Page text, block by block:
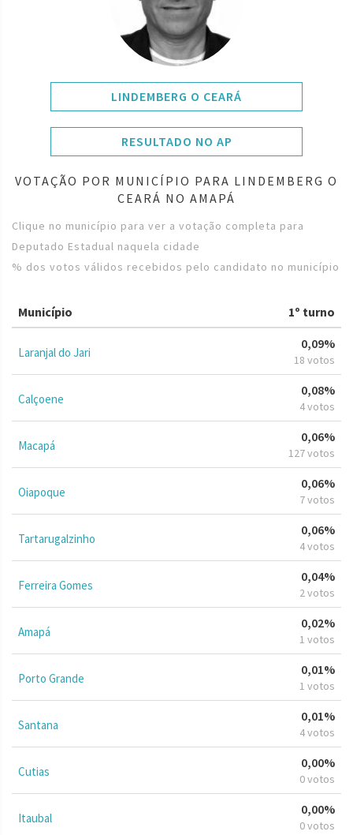
LINDEMBERG O CEARÁ
RESULTADO NO AP
VOTAÇÃO POR MUNICÍPIO PARA LINDEMBERG O
CEARÁ NO AMAPÁ
Clique no município para ver a votação completa para
Deputado Estadual naquela cidade
% dos votos válidos recebidos pelo candidato no município
Município 1º turno
Laranjal do Jari
0,09%
18 votos
Calçoene
0,08%
4 votos
Macapá
0,06%
127 votos
Oiapoque
0,06%
7 votos
Tartarugalzinho
0,06%
4 votos
Ferreira Gomes
0,04%
2 votos
Amapá
0,02%
1 votos
Porto Grande
0,01%
1 votos
Santana
0,01%
4 votos
Cutias
0,00%
0 votos
Itaubal
0,00%
0 votos